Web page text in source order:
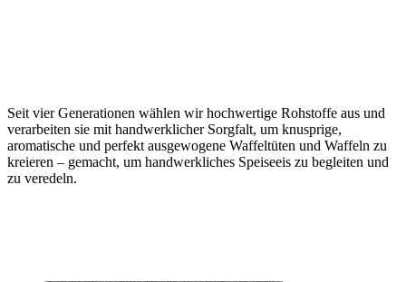
Seit vier Generationen wählen wir hochwertige Rohstoffe aus und
verarbeiten sie mit handwerklicher Sorgfalt, um knusprige,
aromatische und perfekt ausgewogene Waffeltüten und Waffeln zu
kreieren – gemacht, um handwerkliches Speiseeis zu begleiten und
zu veredeln.